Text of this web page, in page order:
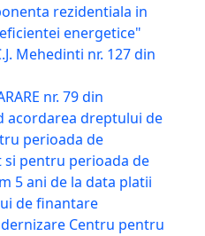
rezidentiala in
energetice"
Mehedinti nr. 127 din
nr. 79 din
acordarea dreptului de
perioada de
pentru perioada de
5 ani de la data platii
de finantare
Centru pentru